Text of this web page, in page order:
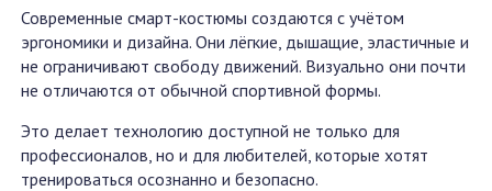
Современные смарт-костюмы создаются с учётом
эргономики и дизайна. Они лёгкие, дышащие, эластичные и
не ограничивают свободу движений. Визуально они почти
не отличаются от обычной спортивной формы.
Это делает технологию доступной не только для
профессионалов, но и для любителей, которые хотят
тренироваться осознанно и безопасно.